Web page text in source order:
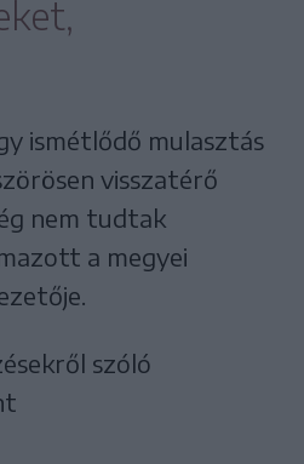
ismétlődő mulasztás
visszatérő
nem tudtak
a megyei
szóló